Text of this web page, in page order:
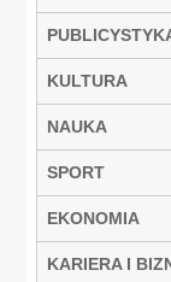
KULTURA
NAUKA
SPORT
EKONOMIA
KARIERA I